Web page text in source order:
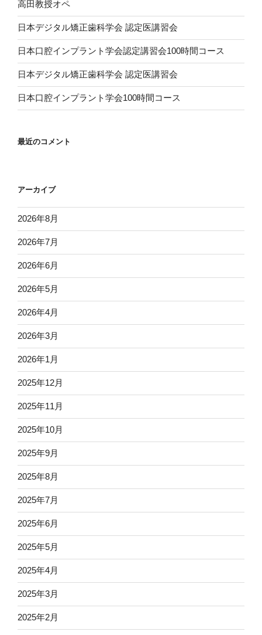
高田教授オペ
日本デジタル矯正歯科学会 認定医講習会
日本口腔インプラント学会認定講習会100時間コース
日本デジタル矯正歯科学会 認定医講習会
日本口腔インプラント学会100時間コース
最近のコメント
アーカイブ
2026年8月
2026年7月
2026年6月
2026年5月
2026年4月
2026年3月
2026年1月
2025年12月
2025年11月
2025年10月
2025年9月
2025年8月
2025年7月
2025年6月
2025年5月
2025年4月
2025年3月
2025年2月